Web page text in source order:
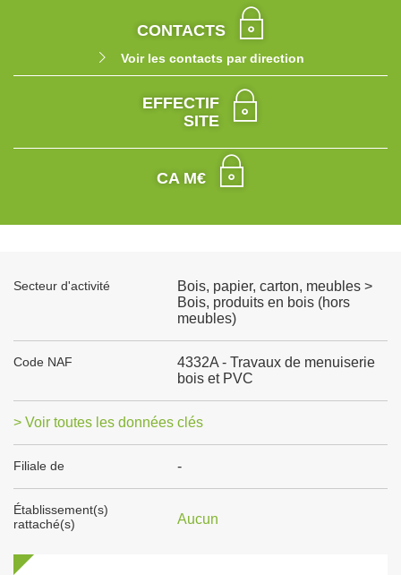
CONTACTS
Voir les contacts par direction
EFFECTIF
SITE
CA M€
Secteur d'activité
Bois, papier, carton, meubles >
Bois, produits en bois (hors
meubles)
Code NAF
4332A - Travaux de menuiserie
bois et PVC
> Voir toutes les données clés
Filiale de -
Établissement(s)
rattaché(s)
Aucun